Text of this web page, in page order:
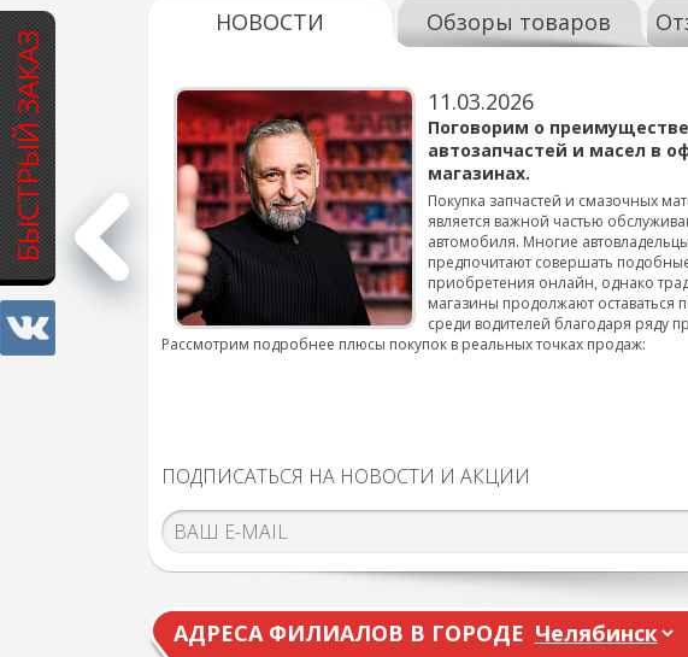
БЫСТРЫЙ ЗАКАЗ
НОВОСТИ Обзоры товаров
для
смены шин на
подробнее...
11.03.2026
Поговорим о
автозапчастей и масел в
магазинах.
Покупка запчастей и смазочных
является важной частью
автомобиля. Многие автовладельцы
предпочитают совершать
приобретения онлайн, однако
магазины продолжают оставаться
среди водителей благодаря ряду
Рассмотрим подробнее плюсы покупок в реальных точках продаж:
ПОДПИСАТЬСЯ НА НОВОСТИ И АКЦИИ
АДРЕСА ФИЛИАЛОВ В ГОРОДЕ